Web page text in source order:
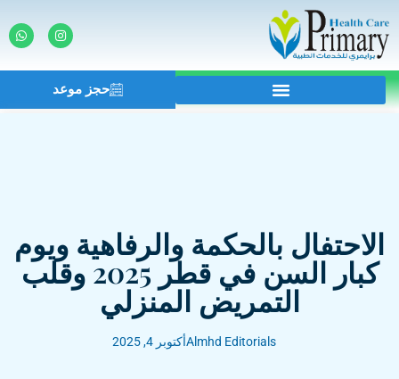
حجز موعد
الاحتفال بالحكمة والرفاهية ويوم
كبار السن في قطر 2025 وقلب
التمريض المنزلي
Almhd Editorialsأكتوبر 4, 2025